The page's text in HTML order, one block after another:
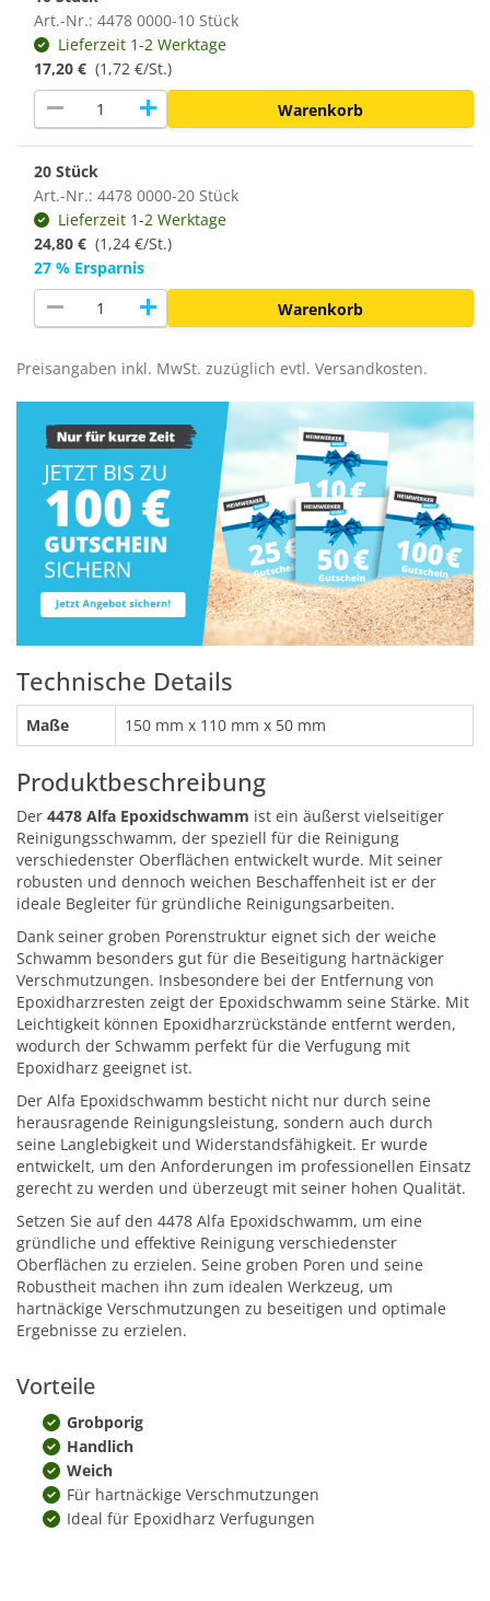
Art.-Nr.: 4478 0000-10 Stück
Lieferzeit 1-2 Werktage
17,20 € (1,72 €/St.)
remove add Warenkorb
20 Stück
Art.-Nr.: 4478 0000-20 Stück
Lieferzeit 1-2 Werktage
24,80 € (1,24 €/St.)
27 % Ersparnis
remove add Warenkorb
Preisangaben inkl. MwSt. zuzüglich evtl. Versandkosten.
Technische Details
Maße 150 mm x 110 mm x 50 mm
Produktbeschreibung
Der 4478 Alfa Epoxidschwamm ist ein äußerst vielseitiger
Reinigungsschwamm, der speziell für die Reinigung
verschiedenster Oberflächen entwickelt wurde. Mit seiner
robusten und dennoch weichen Beschaffenheit ist er der
ideale Begleiter für gründliche Reinigungsarbeiten.
Dank seiner groben Porenstruktur eignet sich der weiche
Schwamm besonders gut für die Beseitigung hartnäckiger
Verschmutzungen. Insbesondere bei der Entfernung von
Epoxidharzresten zeigt der Epoxidschwamm seine Stärke. Mit
Leichtigkeit können Epoxidharzrückstände entfernt werden,
wodurch der Schwamm perfekt für die Verfugung mit
Epoxidharz geeignet ist.
Der Alfa Epoxidschwamm besticht nicht nur durch seine
herausragende Reinigungsleistung, sondern auch durch
seine Langlebigkeit und Widerstandsfähigkeit. Er wurde
entwickelt, um den Anforderungen im professionellen Einsatz
gerecht zu werden und überzeugt mit seiner hohen Qualität.
Setzen Sie auf den 4478 Alfa Epoxidschwamm, um eine
gründliche und effektive Reinigung verschiedenster
Oberflächen zu erzielen. Seine groben Poren und seine
Robustheit machen ihn zum idealen Werkzeug, um
hartnäckige Verschmutzungen zu beseitigen und optimale
Ergebnisse zu erzielen.
Vorteile
Grobporig
Handlich
Weich
Für hartnäckige Verschmutzungen
Ideal für Epoxidharz Verfugungen